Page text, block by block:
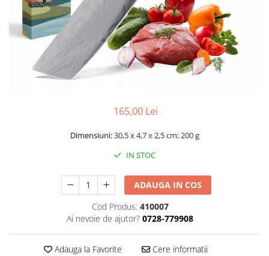
Smartwatch
165,00 Lei
Dimensiuni:30,5 x 4,7 x 2,5 cm; 200 g
IN STOC
ADAUGA IN COS
Cod Produs: 410007
Ai nevoie de ajutor? 0728-779908
Adauga la Favorite Cere informatii